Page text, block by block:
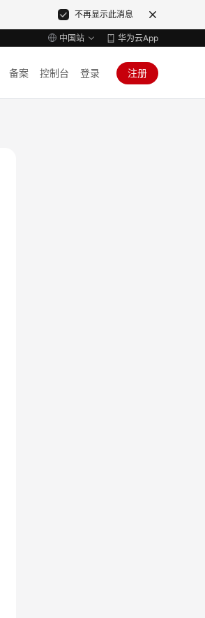
不再显示此消息
中国站 华为云App
备案 控制台 登录 注册